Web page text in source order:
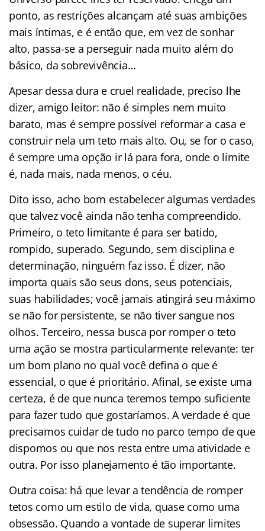
ponto, as restrições alcançam até suas ambições
mais íntimas, e é então que, em vez de sonhar
alto, passa-se a perseguir nada muito além do
básico, da sobrevivência…
Apesar dessa dura e cruel realidade, preciso lhe
dizer, amigo leitor: não é simples nem muito
barato, mas é sempre possível reformar a casa e
construir nela um teto mais alto. Ou, se for o caso,
é sempre uma opção ir lá para fora, onde o limite
é, nada mais, nada menos, o céu.
Dito isso, acho bom estabelecer algumas verdades
que talvez você ainda não tenha compreendido.
Primeiro, o teto limitante é para ser batido,
rompido, superado. Segundo, sem disciplina e
determinação, ninguém faz isso. É dizer, não
importa quais são seus dons, seus potenciais,
suas habilidades; você jamais atingirá seu máximo
se não for persistente, se não tiver sangue nos
olhos. Terceiro, nessa busca por romper o teto
uma ação se mostra particularmente relevante: ter
um bom plano no qual você defina o que é
essencial, o que é prioritário. Afinal, se existe uma
certeza, é de que nunca teremos tempo suficiente
para fazer tudo que gostaríamos. A verdade é que
precisamos cuidar de tudo no parco tempo de que
dispomos ou que nos resta entre uma atividade e
outra. Por isso planejamento é tão importante.
Outra coisa: há que levar a tendência de romper
tetos como um estilo de vida, quase como uma
obsessão. Quando a vontade de superar limites